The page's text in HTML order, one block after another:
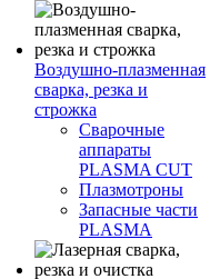
Воздушно-плазменная
сварка, резка и
строжка
Сварочные
аппараты
PLASMA CUT
Плазмотроны
Запасные части
PLASMA